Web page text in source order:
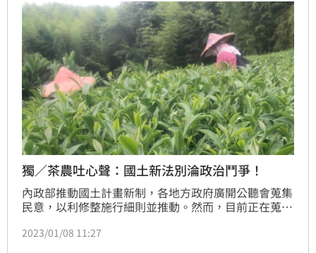
獨／茶農吐心聲：國土新法別淪政治鬥爭！
內政部推動國土計畫新制，各地方政府廣開公聽會蒐集
民意，以利修整施行細則並推動。然而，目前正在蒐集
緩送審，對此，一名青年茶農L先生（化名）接受《三
2023/01/08 11:27